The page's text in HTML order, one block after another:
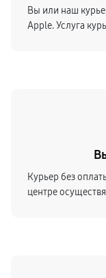
Вы или наш
Apple. Услуга
Курьер без
центре